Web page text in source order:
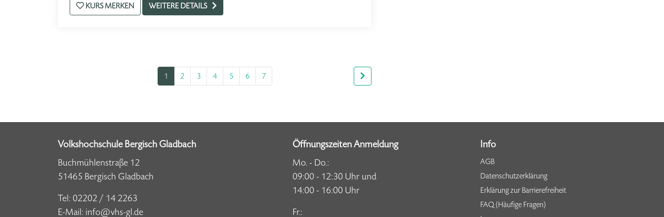
KURS MERKEN WEITERE DETAILS
1 2 3 4 5 6 7
Volkshochschule Bergisch Gladbach
Buchmühlenstraße 12
51465 Bergisch Gladbach
Tel: 02202 / 14 2263
E-Mail: info@vhs-gl.de
Öffnungszeiten Anmeldung
Mo. - Do.:
09:00 - 12:30 Uhr und
14:00 - 16:00 Uhr
Fr.:
Info
AGB
Datenschutzerklärung
Erklärung zur Barrierefreiheit
FAQ (Häufige Fragen)